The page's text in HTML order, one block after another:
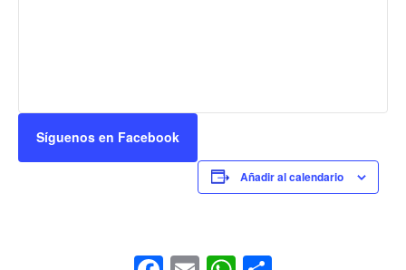
Síguenos en Facebook
Añadir al calendario